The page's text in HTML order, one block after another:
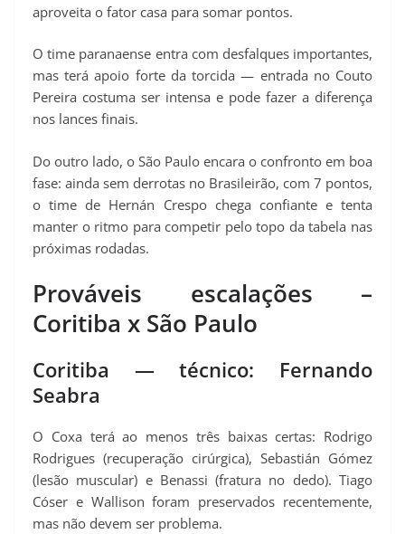
aproveita o fator casa para somar pontos.
O time paranaense entra com desfalques importantes,
mas terá apoio forte da torcida — entrada no Couto
Pereira costuma ser intensa e pode fazer a diferença
nos lances finais.
Do outro lado, o São Paulo encara o confronto em boa
fase: ainda sem derrotas no Brasileirão, com 7 pontos,
o time de Hernán Crespo chega confiante e tenta
manter o ritmo para competir pelo topo da tabela nas
próximas rodadas.
Prováveis escalações –
Coritiba x São Paulo
Coritiba — técnico: Fernando
Seabra
O Coxa terá ao menos três baixas certas: Rodrigo
Rodrigues (recuperação cirúrgica), Sebastián Gómez
(lesão muscular) e Benassi (fratura no dedo). Tiago
Cóser e Wallison foram preservados recentemente,
mas não devem ser problema.